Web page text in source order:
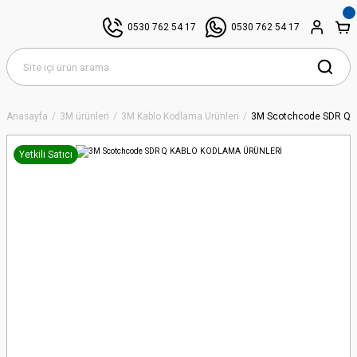
0530 762 54 17 0530 762 54 17
Anasayfa 3M ürünleri 3M Kablo Kodlama Ürünleri 3M Scotchcode SDR Q
Yetkili Satıcı